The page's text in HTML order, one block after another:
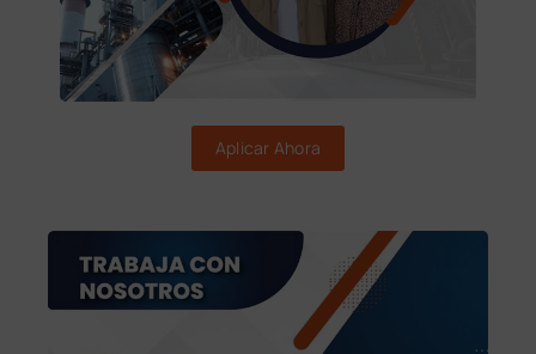
Aplicar Ahora